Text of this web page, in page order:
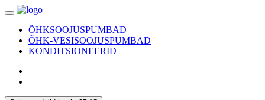
ÕHKSOOJUSPUMBAD
ÕHK-VESISOOJUSPUMBAD
KONDITSIONEERID